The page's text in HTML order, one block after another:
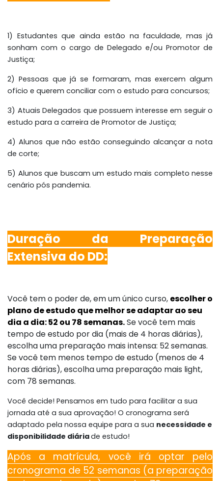
1) Estudantes que ainda estão na faculdade, mas já
sonham com o cargo de Delegado e/ou Promotor de
Justiça;
2) Pessoas que já se formaram, mas exercem algum
ofício e querem conciliar com o estudo para concursos;
3) Atuais Delegados que possuem interesse em seguir o
estudo para a carreira de Promotor de Justiça;
4) Alunos que não estão conseguindo alcançar a nota
de corte;
5) Alunos que buscam um estudo mais completo nesse
cenário pós pandemia.
Duração da Preparação
Extensiva do DD:
Você tem o poder de, em um único curso, escolher o
plano de estudo que melhor se adaptar ao seu
dia a dia: 52 ou 78 semanas.Se você tem mais
tempo de estudo por dia (mais de 4 horas diárias),
escolha uma preparação mais intensa: 52 semanas.
Se você tem menos tempo de estudo (menos de 4
horas diárias), escolha uma preparação mais light,
com 78 semanas.
Você decide! Pensamos em tudo para facilitar a sua
jornada até a sua aprovação! O cronograma será
adaptado pela nossa equipe para a sua necessidade e
disponibilidade diáriade estudo!
Após a matrícula, você irá optar pelo
cronograma de 52 semanas (a preparação